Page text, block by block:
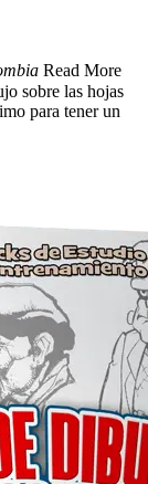
Read More
sobre las hojas
para tener un